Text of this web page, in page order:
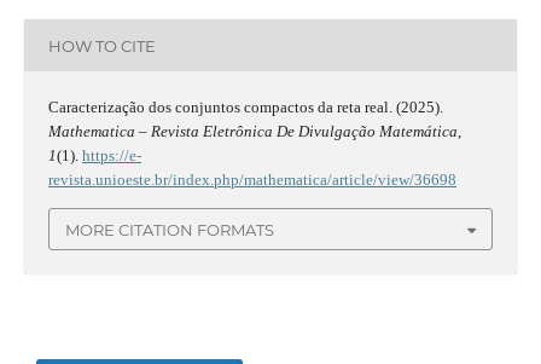
HOW TO CITE
Caracterização dos conjuntos compactos da reta real. (2025).
Mathematica – Revista Eletrônica De Divulgação Matemática,
1(1). https://e-
revista.unioeste.br/index.php/mathematica/article/view/36698
MORE CITATION FORMATS